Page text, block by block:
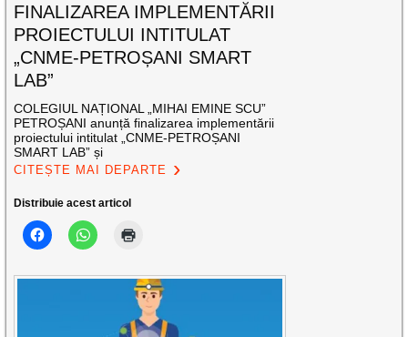
FINALIZAREA IMPLEMENTĂRII
PROIECTULUI INTITULAT
„CNME-PETROȘANI SMART
LAB”
COLEGIUL NAȚIONAL „MIHAI EMINE SCU”
PETROȘANI anunță finalizarea implementării
proiectului intitulat „CNME-PETROȘANI
SMART LAB” și
CITEȘTE MAI DEPARTE
Distribuie acest articol